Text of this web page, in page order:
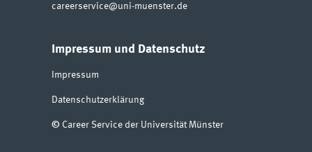
careerservice@uni-muenster.de
Impressum und Datenschutz
Impressum
Datenschutzerklärung
© Career Service der Universität Münster